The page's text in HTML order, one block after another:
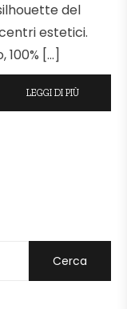
Cerca
del
estetici.
100% […]
LEGGI DI PIÙ